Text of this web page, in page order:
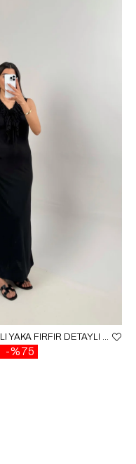
SIYAH ÖNÜ BAĞLAMALI YAKA FIRFIR DETAYLI ELBISE GAUS00347
%75